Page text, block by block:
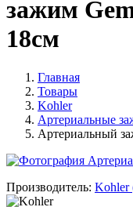
зажим
18см
Главная
Товары
Kohler
Артериальные
Артериальный
Производитель: Kohler